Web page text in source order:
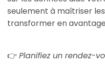
seulement à maîtriser les
transformer en
👉 Planifiez un rendez-